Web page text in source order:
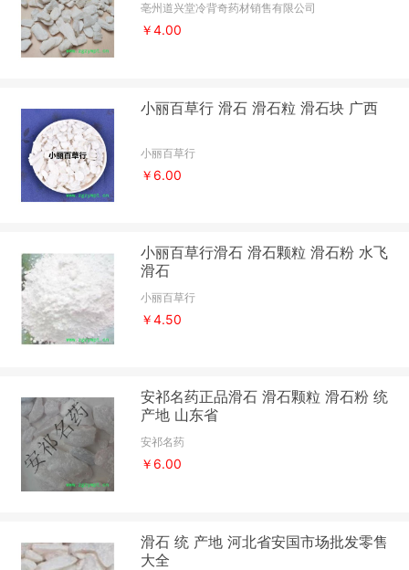
亳州道兴堂冷背奇药材销售有限公司
￥4.00
小丽百草行 滑石 滑石粒 滑石块 广西
小丽百草行
￥6.00
小丽百草行滑石 滑石颗粒 滑石粉 水飞
滑石
小丽百草行
￥4.50
安祁名药正品滑石 滑石颗粒 滑石粉 统
产地 山东省
安祁名药
￥6.00
滑石 统 产地 河北省安国市场批发零售
大全